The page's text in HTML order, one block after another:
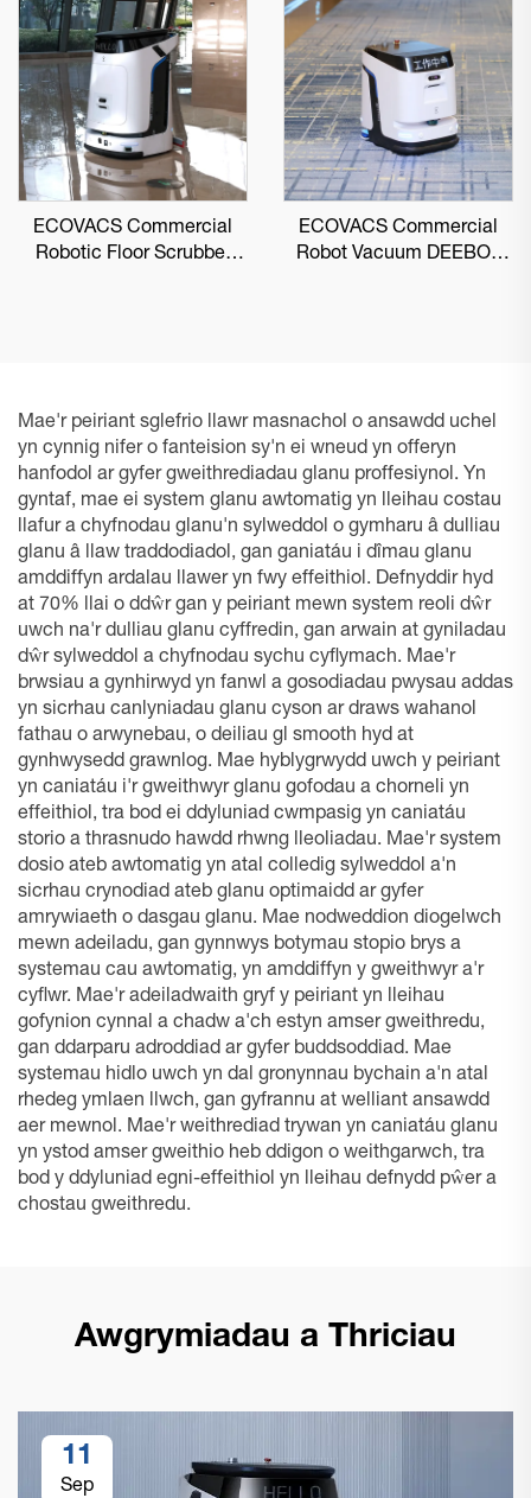
ECOVACS Commercial
Robotic Floor Scrubber
ECOVACS Commercial
Robot Vacuum DEEBOT
Mae'r peiriant sglefrio llawr masnachol o ansawdd uchel
yn cynnig nifer o fanteision sy'n ei wneud yn offeryn
hanfodol ar gyfer gweithrediadau glanu proffesiynol. Yn
gyntaf, mae ei system glanu awtomatig yn lleihau costau
llafur a chyfnodau glanu'n sylweddol o gymharu â dulliau
glanu â llaw traddodiadol, gan ganiatáu i dîmau glanu
amddiffyn ardalau llawer yn fwy effeithiol. Defnyddir hyd
at 70% llai o ddŵr gan y peiriant mewn system reoli dŵr
uwch na'r dulliau glanu cyffredin, gan arwain at gyniladau
dŵr sylweddol a chyfnodau sychu cyflymach. Mae'r
brwsiau a gynhirwyd yn fanwl a gosodiadau pwysau addas
yn sicrhau canlyniadau glanu cyson ar draws wahanol
fathau o arwynebau, o deiliau gl smooth hyd at
gynhwysedd grawnlog. Mae hyblygrwydd uwch y peiriant
yn caniatáu i'r gweithwyr glanu gofodau a chorneli yn
effeithiol, tra bod ei ddyluniad cwmpasig yn caniatáu
storio a thrasnudo hawdd rhwng lleoliadau. Mae'r system
dosio ateb awtomatig yn atal colledig sylweddol a'n
sicrhau crynodiad ateb glanu optimaidd ar gyfer
amrywiaeth o dasgau glanu. Mae nodweddion diogelwch
mewn adeiladu, gan gynnwys botymau stopio brys a
systemau cau awtomatig, yn amddiffyn y gweithwyr a'r
cyflwr. Mae'r adeiladwaith gryf y peiriant yn lleihau
gofynion cynnal a chadw a'ch estyn amser gweithredu,
gan ddarparu adroddiad ar gyfer buddsoddiad. Mae
systemau hidlo uwch yn dal gronynnau bychain a'n atal
rhedeg ymlaen llwch, gan gyfrannu at welliant ansawdd
aer mewnol. Mae'r weithrediad trywan yn caniatáu glanu
yn ystod amser gweithio heb ddigon o weithgarwch, tra
bod y ddyluniad egni-effeithiol yn lleihau defnydd pŵer a
chostau gweithredu.
Awgrymiadau a Thriciau
11
Sep